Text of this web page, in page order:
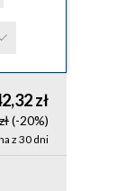
zł
(-20%)
z 30 dni